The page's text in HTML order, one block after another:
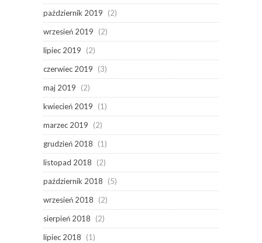
październik 2019
(2)
wrzesień 2019
(2)
lipiec 2019
(2)
czerwiec 2019
(3)
maj 2019
(2)
kwiecień 2019
(1)
marzec 2019
(2)
grudzień 2018
(1)
listopad 2018
(2)
październik 2018
(5)
wrzesień 2018
(2)
sierpień 2018
(2)
lipiec 2018
(1)